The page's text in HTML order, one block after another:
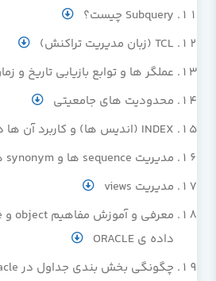
Subquery چیست؟
TCL (زبان مدیریت تراکنش)
عملگر ها و توابع بازیابی تاریخ و
محدودیت های جامعیتی
INDEX (اندیس ها) و کاربرد آن ها در پایگاه داده
مدیریت sequence ها و synonym ها
مدیریت views
داده ی ORACLE